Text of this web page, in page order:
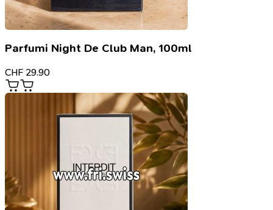
Parfumi Night De Club Man, 100ml
CHF 29.90